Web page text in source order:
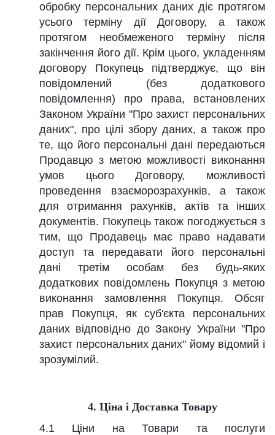
обробку персональних даних діє протягом
усього терміну дії Договору, а також
протягом необмеженого терміну після
закінчення його дії. Крім цього, укладенням
договору Покупець підтверджує, що він
повідомлений (без додаткового
повідомлення) про права, встановлених
Законом України "Про захист персональних
даних", про цілі збору даних, а також про
те, що його персональні дані передаються
Продавцю з метою можливості виконання
умов цього Договору, можливості
проведення взаєморозрахунків, а також
для отримання рахунків, актів та інших
документів. Покупець також погоджується з
тим, що Продавець має право надавати
доступ та передавати його персональні
дані третім особам без будь-яких
додаткових повідомлень Покупця з метою
виконання замовлення Покупця. Обсяг
прав Покупця, як суб'єкта персональних
даних відповідно до Закону України "Про
захист персональних даних" йому відомий і
зрозумілий.
4. Ціна і Доставка Товару
4.1 Ціни на Товари та послуги